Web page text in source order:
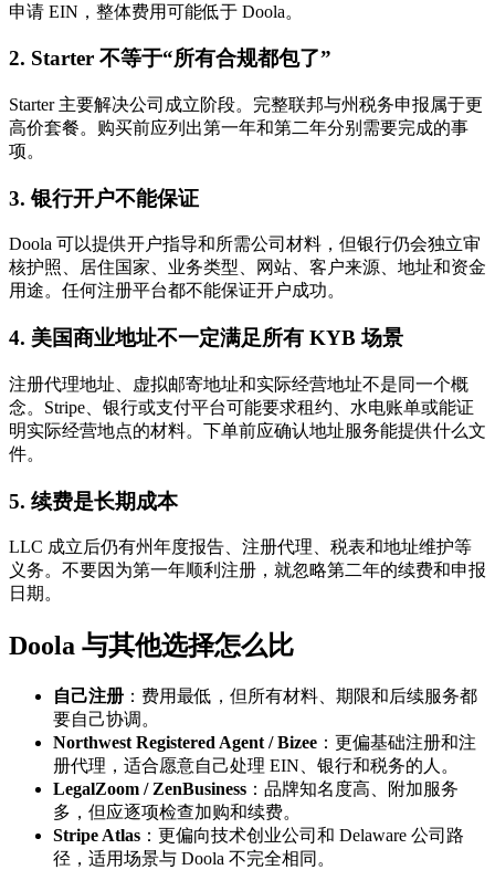
申请 EIN，整体费用可能低于 Doola。
2. Starter 不等于“所有合规都包了”
Starter 主要解决公司成立阶段。完整联邦与州税务申报属于更
高价套餐。购买前应列出第一年和第二年分别需要完成的事
项。
3. 银行开户不能保证
Doola 可以提供开户指导和所需公司材料，但银行仍会独立审
核护照、居住国家、业务类型、网站、客户来源、地址和资金
用途。任何注册平台都不能保证开户成功。
4. 美国商业地址不一定满足所有 KYB 场景
注册代理地址、虚拟邮寄地址和实际经营地址不是同一个概
念。Stripe、银行或支付平台可能要求租约、水电账单或能证
明实际经营地点的材料。下单前应确认地址服务能提供什么文
件。
5. 续费是长期成本
LLC 成立后仍有州年度报告、注册代理、税表和地址维护等
义务。不要因为第一年顺利注册，就忽略第二年的续费和申报
日期。
Doola 与其他选择怎么比
自己注册 ：费用最低，但所有材料、期限和后续服务都
要自己协调。
Northwest Registered Agent / Bizee ：更偏基础注册和注
册代理，适合愿意自己处理 EIN、银行和税务的人。
LegalZoom / ZenBusiness ：品牌知名度高、附加服务
多，但应逐项检查加购和续费。
Stripe Atlas ：更偏向技术创业公司和 Delaware 公司路
径，适用场景与 Doola 不完全相同。